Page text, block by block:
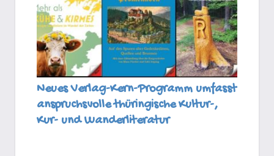
Neues Verlag-Kern-Programm umfasst
anspruchsvolle thüringische Kultur-,
Kur- und Wanderliteratur